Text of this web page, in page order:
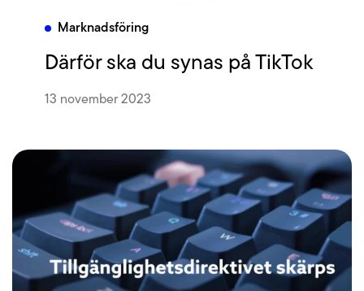
Marknadsföring
Därför ska du synas på TikTok
13 november 2023